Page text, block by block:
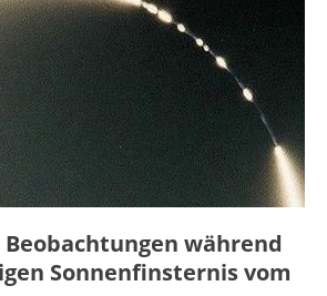
während
Sonnenfinsternis vom